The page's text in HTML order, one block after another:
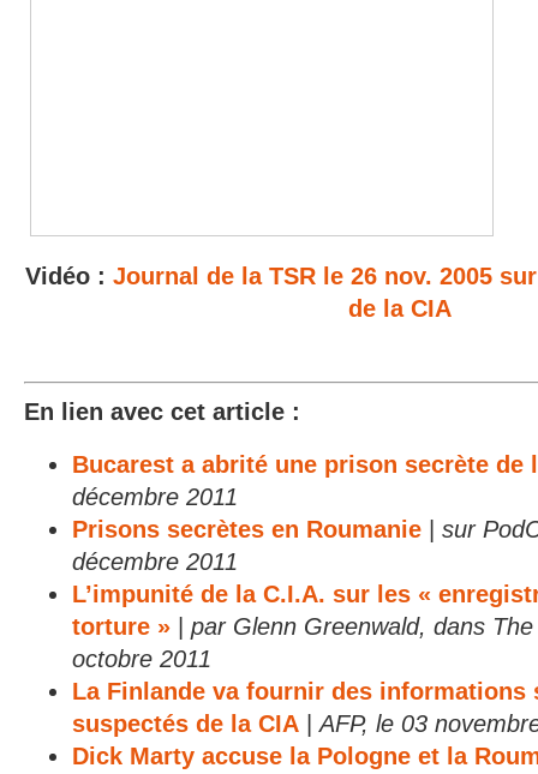
Vidéo : Journal de la TSR le 26 nov. 2005
de la CIA
En lien avec cet article :
Bucarest a abrité une prison secrète de
décembre 2011
Prisons secrètes en Roumanie
sur
décembre 2011
L’impunité de la C.I.A. sur les «
torture »
par Glenn Greenwald, dans
octobre 2011
La Finlande va fournir des informations
suspectés de la CIA |AFP, le 03
Dick Marty accuse la Pologne et la